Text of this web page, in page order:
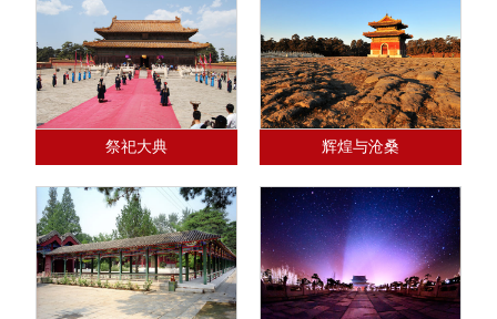
祭祀大典 辉煌与沧桑